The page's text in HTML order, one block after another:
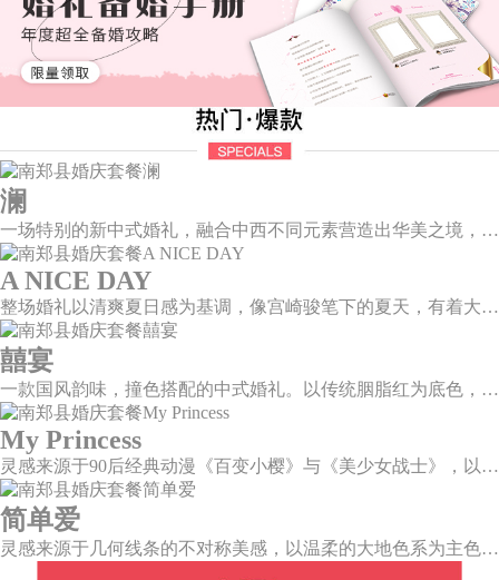
澜
一场特别的新中式婚礼，融合中西不同元素营造出华美之境，有庄严浪漫的西式证婚，也有含蓄深情的中式感恩，从古典到现代，从前世到今生，爱，隽永铭刻。
A NICE DAY
整场婚礼以清爽夏日感为基调，像宫崎骏笔下的夏天，有着大朵大朵像棉花糖似的白云，有蔚蓝蔚蓝的天空和青绿青绿的草地，有着童话世界里干净纯洁的美好，有着日系画风下的治愈感。
囍宴
一款国风韵味，撞色搭配的中式婚礼。以传统胭脂红为底色，黛蓝色花鸟点缀其中，热情的红色和低调的古风书画色相辅相成。
My Princess
灵感来源于90后经典动漫《百变小樱》与《美少女战士》，以柔美梦幻的马卡龙色系为主色调，融合精灵萌宠与星星魔法阵等元素，为遗落凡间的公主搭建一个召唤王子的舞台。
简单爱
灵感来源于几何线条的不对称美感，以温柔的大地色系为主色调，空间上，利用几何线条进行完美切割，配以柔和色系的花艺点缀，构造了一个温馨柔和、清新复古的空间。